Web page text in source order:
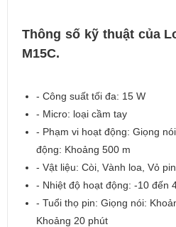
Thông số kỹ thuật của
M15C.
- Công suất tối đa: 15 W
- Micro: loại cầm tay
- Phạm vi hoạt động: Giọng
động: Khoảng 500 m
- Vật liệu: Còi, Vành loa, Vỏ
- Nhiệt độ hoạt động: -10 đến
- Tuổi thọ pin: Giọng nói:
Khoảng 20 phút